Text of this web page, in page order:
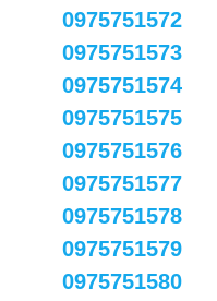
0975751572
0975751573
0975751574
0975751575
0975751576
0975751577
0975751578
0975751579
0975751580